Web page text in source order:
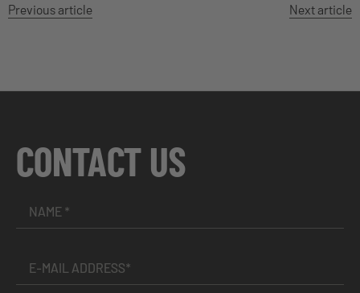
Previous article Next article
CONTACT US